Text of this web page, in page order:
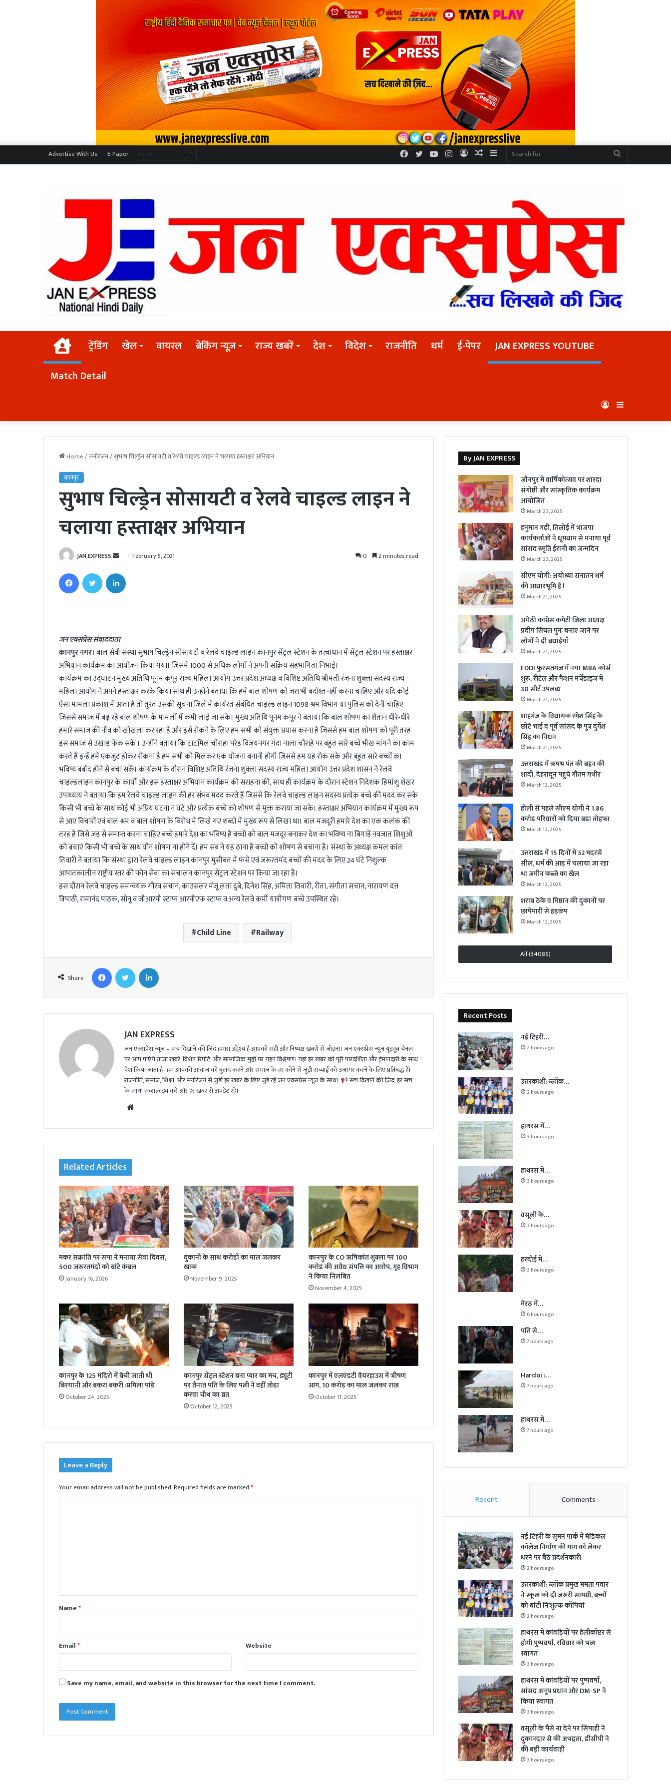
Advertise With Us E-Paper Sidebar
Random
Log
Instagram
YouTube
Twitter
Facebook
Homeट्रेंडिंग खेल वायरल ब्रेकिंग न्यूज़ राज्य खबरें देश विदेश राजनीति धर्म ई-पेपर
JAN EXPRESS YOUTUBE
Match Detail
Log
In
Home/मनोरंजन/सुभाष चिल्ड्रेन सोसायटी व रेलवे चाइल्ड लाइन ने चलाया हस्ताक्षर अभियान
कानपुर
सुभाष चिल्ड्रेन सोसायटी व रेलवे चाइल्ड लाइन ने
चलाया हस्ताक्षर अभियान
JAN EXPRESS
d
m
a
i
l
February 5, 2021 0 2 minutes read
जन एक्सप्रेस संवाददाता
कानपुर नगर। बाल सेवी संस्था सुभाष चिल्ड्रेन सोसायटी व रेलवे चाइल्ड लाइन कानपुर सेंट्रल स्टेशन के तत्वाधान में सेंट्रल स्टेशन पर हस्ताक्षर
अभियान कार्यक्रम का आयोजन किया गया। जिसमें 1000 से अधिक लोगों ने अपनी सक्रिय सहभागिता निभाई।
कार्यक्रम का उद्घाटन मुख्य अतिथि पूनम कपूर राज्य महिला आयोग उत्तर प्रदेश अध्यक्ष व विशिष्ट अतिथि श्रीमती रंजना शुक्ला सदस्य राज्य
महिला आयोग ने अपने हस्ताक्षर करके किया साथ ही उन्होंने बताया कि हमें बाल शोषण को जरा भी बर्दाश्त नहीं करना चाहिए और यदि कोई
ऐसा मामला प्रकाश में आता है तो तुरंत उसकी सूचना जिले में कार्यरत संबंधित चाइल्ड लाइन 1098 श्रम विभाग या पुलिस को देनी चाहिए
जिससे समाज में बढ़ रहे बाल शोषण के मामलों में कमी लाई जा सके। मुख्य अतिथि पूनम कपूर ने बताया कि बाल शोषण का शैतान धीरे-धीरे
हमारे समाज की नींव को खोखला कर रहा है और इसे रोकने के लिए हम सभी को संयुक्त प्रयास करना है जिससे हम बाल शोषण को पूरी तरह
इस समाज से उखाड़ फेंक सकें । उन्होंने बताया कि टाटमिल चौराहा परेड विजयनगर गंदा नाला चौराहे पर बहुत सारे बच्चे भीख मांगने का काम
करते हैं इन्हें हमें एकजुट होकर रोकना है हम सभी को मिलकर एक योजना बनानी होगी जिससे हम यह रोक सके और बहुत सारे बच्चों का
भविष्य बर्बाद होने से बचा सकें। कार्यक्रम के दौरान विशिष्ट अतिथि रंजना शुक्ला सदस्य राज्य महिला आयोग उत्तर प्रदेश शासन ने रेलवे
चाइल्डलाइन कानपुर के कार्यों और इस हस्ताक्षर अभियान कार्यक्रम की सराहना की, साथ ही कार्यक्रम के दौरान स्टेशन निदेशक हिमांशु शेखर
उपाध्याय ने बताया कि हम रेलवे चाइल्ड लाइन की हर संभव मदद करते हैं जिससे कि रेलवे चाइल्ड लाइन सदस्य प्रत्येक बच्चे की मदद कर सके
किसी भी बच्चे के साथ कोई भी अप्रिय घटना न घटे और प्रत्येक बच्चे को शोषण से मुक्त कराया जा सके। हस्ताक्षर अभियान कार्यक्रम में मुख्य रूप
से आए विचारों एवं बाल श्रम व बाल शोषण के विरोध में लिखे गए शब्दों में मुख्य रूप से लिखा था। बाल मजदूरी हमारे देश का एक कलंक की
तरह है जिसे जड़ से समाप्त करना चाहिए बच्चे हमारे देश का भविष्य है बच्चों को बाल मजदूर बनाकर देश का भविष्य ना बिगाड़ें नवजात शिशुओं
को बचाएं किसी भी बच्चे के साथ यौन शोषण ना होने दें। हम सब ने यह ठाना है बच्चों को शोषण से बचाना है। संस्था के अध्यक्ष कमल कांत
तिवारी ने बताया कि संस्था द्वारा रेलवे चाइल्ड लाइन कानपुर मुसीबत में फंसे एवं जरूरतमंद बच्चों की मदद के लिए 24 घंटे निशुल्क
आपातकालीन राष्ट्रीय स्तर की फोन सेवा का संचालन कानपुर सेंट्रल स्टेशन पर किया जा रहा है।
इस दौरान रेलवे चाइल्ड समन्वयक गौरव सचान, काउंसलर मंजू लता दुबे, दिनेश सिंह, अमिता तिवारी, रीता, संगीता सचान, नारायण दत्त
त्रिपाठी, रामानंद पाठक, सोनू व जीआरपी स्टाफ आरपीएफ स्टाफ व अन्य रेलवे कर्मी यात्रीगण बच्चे उपस्थित रहे।
Child Line Railway
Share
JAN EXPRESS
जन एक्सप्रेस न्यूज़ – सच दिखाने की ज़िद हमारा उद्देश्य है आपको सही और निष्पक्ष खबरों से जोड़ना। जन एक्सप्रेस न्यूज़ यूट्यूब चैनल
पर आप पाएंगे ताजा खबरें, विशेष रिपोर्ट, और सामाजिक मुद्दों पर गहन विश्लेषण। यहां हर खबर को पूरी पारदर्शिता और ईमानदारी के साथ
पेश किया जाता है। हम आपकी आवाज़ को बुलंद करने और समाज के हर कोने से जुड़ी सच्चाई को उजागर करने के लिए प्रतिबद्ध हैं।
राजनीति, समाज, शिक्षा, और मनोरंजन से जुड़ी हर खबर के लिए जुड़े रहें जन एक्सप्रेस न्यूज़ के साथ।
सच दिखाने की ज़िद, हर सच
के साथ! सब्सक्राइब करें और हर खबर से अपडेट रहें।
te
Related Articles
मकर संक्रांति पर सपा ने मनाया सेवा दिवस,
500 जरूरतमंदों को बांटे कंबल
January 16, 2026
दुकानों के साथ करोड़ों का माल जलकर
खाक
November 9, 2025
कानपुर के CO ऋषिकांत शुक्ला पर 100
करोड़ की अवैध संपत्ति का आरोप, गृह विभाग
ने किया निलंबित
November 4, 2025
कानपुर के 125 मंदिरों में बेची जाती थी
बिरयानी और बकरा बकरी :प्रमिला पांडे
October 24, 2025
कानपुर सेंट्रल स्टेशन बना प्यार का मंच, ड्यूटी
पर तैनात पति के लिए पत्नी ने वहीं तोड़ा
करवा चौथ का व्रत
October 12, 2025
कानपुर में एलएंडटी वेयरहाउस में भीषण
आग, 10 करोड़ का माल जलकर राख
October 11, 2025
Leave a Reply
Your email address will not be published.Required fields are marked*
t
*Name*
Email* Website
Save my name, email, and website in this browser for the next time I comment.
By JAN EXPRESS
जौनपुर में वार्षिकोत्सव पर शारदा
संगोष्ठी और सांस्कृतिक कार्यक्रम
आयोजित
March 23, 2025
हनुमान गढ़ी, तिलोई में भाजपा
कार्यकर्ताओं ने धूमधाम से मनाया पूर्व
सांसद स्मृति ईरानी का जन्मदिन
March 23, 2025
सीएम योगी: अयोध्या सनातन धर्म
की आधारभूमि है !
March 21, 2025
अमेठी कांग्रेस कमेटी जिला अध्यक्ष
प्रदीप सिंघल पुनः बनाए जाने पर
लोगों ने दी बधाईयाँ
March 21, 2025
FDDI फुरसतगंज में नया MBA कोर्स
शुरू, रीटेल और फैशन मर्चेंडाइज में
30 सीटें उपलब्ध
March 21, 2025
शाहगंज के विधायक रमेश सिंह के
छोटे भाई व पूर्व सांसद के पुत्र दुर्गेश
सिंह का निधन
March 21, 2025
उत्तराखंड में ऋषभ पंत की बहन की
शादी, देहरादून पहुंचे गौतम गंभीर
March 12, 2025
होली से पहले सीएम योगी ने 1.86
करोड़ परिवारों को दिया बड़ा तोहफा
March 12, 2025
उत्तराखंड में 15 दिनों में 52 मदरसे
सील, धर्म की आड़ में चलाया जा रहा
था जमीन कब्जे का खेल
March 12, 2025
शराब ठेके व मिष्ठान की दुकानों पर
छापेमारी से हड़कंप
March 12, 2025
All (34085)
Recent Posts
नई टिहरी…
2 hours ago
उत्तरकाशी: ब्लॉक…
2 hours ago
हाथरस में…
3 hours ago
हाथरस में…
3 hours ago
वसूली के…
3 hours ago
हरदोई में…
3 hours ago
मेरठ में…
6 hours ago
पति से…
7 hours ago
Hardoi :…
7 hours ago
हाथरस में…
7 hours ago
Recent Comments
नई टिहरी के सुमन पार्क में मेडिकल
कॉलेज निर्माण की मांग को लेकर
धरने पर बैठे प्रदर्शनकारी
2 hours ago
उत्तरकाशी: ब्लॉक प्रमुख ममता पंवार
ने स्कूल को दी जरूरी सामग्री, बच्चों
को बांटी निःशुल्क कॉपियां
2 hours ago
हाथरस में कांवड़ियों पर हेलीकॉप्टर से
होगी पुष्पवर्षा, रविवार को भव्य
स्वागत
3 hours ago
हाथरस में कांवड़ियों पर पुष्पवर्षा,
सांसद अनूप प्रधान और DM-SP ने
किया स्वागत
3 hours ago
वसूली के पैसे ना देने पर सिपाही ने
दुकानदार से की अभद्रता, डीसीपी ने
की बड़ी कार्यवाही
3 hours ago